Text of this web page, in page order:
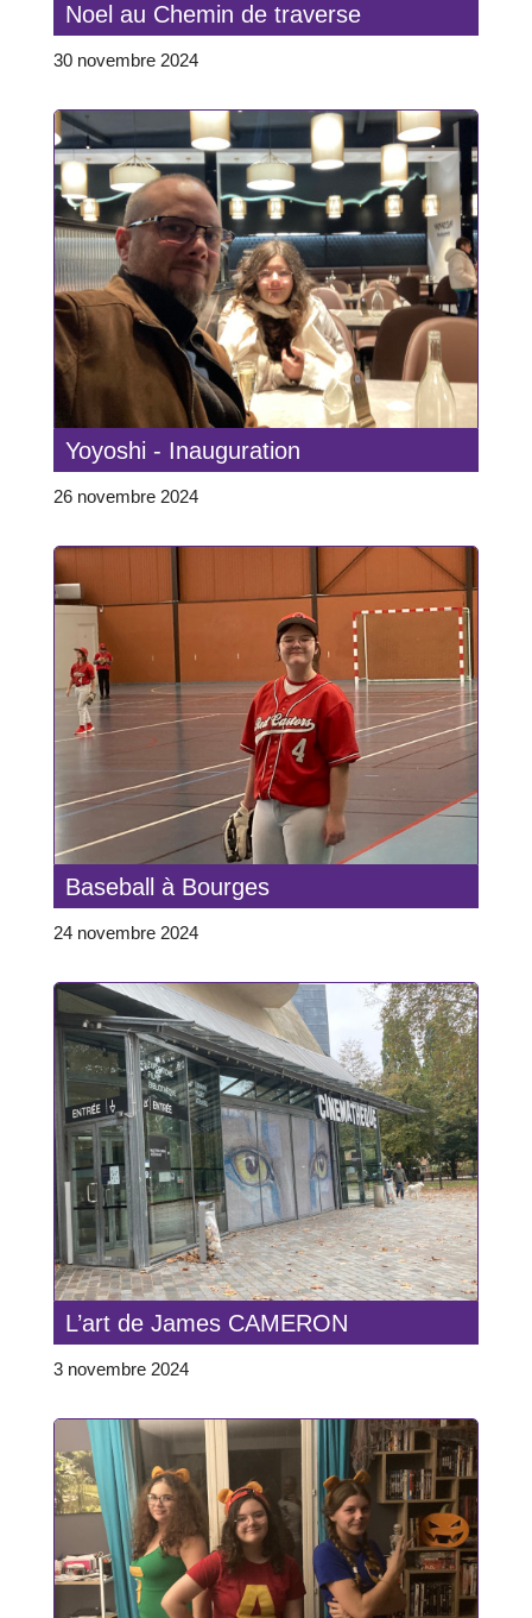
Noel au Chemin de traverse
30 novembre 2024
Yoyoshi - Inauguration
26 novembre 2024
Baseball à Bourges
24 novembre 2024
L’art de James CAMERON
3 novembre 2024